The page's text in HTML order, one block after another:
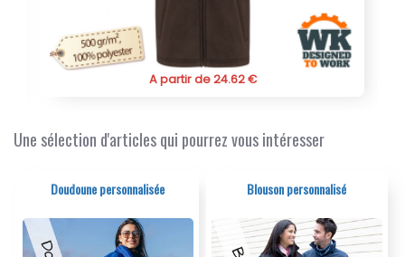
Commandez dès aujourd’hui votre veste polaire Result
en fibre polyester recyclée bio sur PubAvenue et
découvrez notre sélection de
textiles publicitaires à petit
conçus pour allier style, confort et responsabilité
démarche écoresponsable.
A partir de 24.62 €
Une sélection d'articles qui pourrez vous intéresser
Doudoune personnalisée Blouson personnalisé